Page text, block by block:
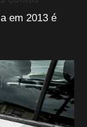
em 2013 é